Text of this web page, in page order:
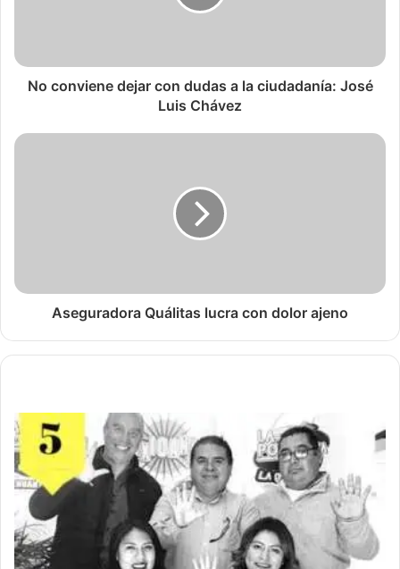
No conviene dejar con dudas a la ciudadanía: José
Luis Chávez
Aseguradora Quálitas lucra con dolor ajeno